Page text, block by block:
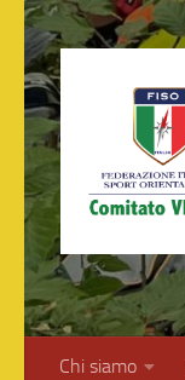
Salta al contenuto
Chi siamo